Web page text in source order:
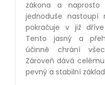
zákona a naprosto
jednoduše
pokračuje v již
Tento jasný a
účinně chrání
Zároveň dává
pevný a stabilní